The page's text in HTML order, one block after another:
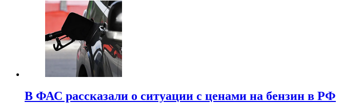
В ФАС рассказали о ситуации с ценами на бензин в РФ